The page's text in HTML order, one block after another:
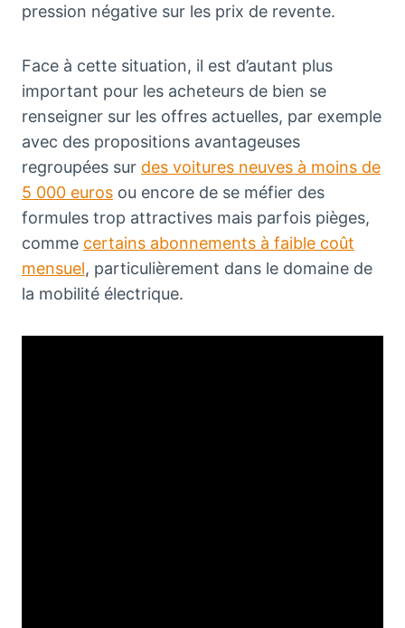
pression négative sur les prix de revente.
Face à cette situation, il est d’autant plus
important pour les acheteurs de bien se
renseigner sur les offres actuelles, par exemple
avec des propositions avantageuses
regroupées sur des voitures neuves à moins de
5 000 euros ou encore de se méfier des
formules trop attractives mais parfois pièges,
comme certains abonnements à faible coût
mensuel, particulièrement dans le domaine de
la mobilité électrique.